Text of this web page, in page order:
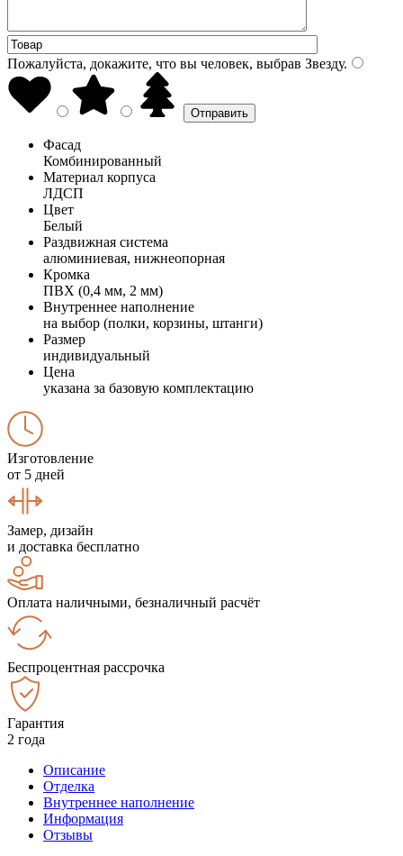
Пожалуйста, докажите, что вы человек, выбрав Звезду.
Фасад
Комбинированный
Материал корпуса
ЛДСП
Цвет
Белый
Раздвижная система
алюминиевая, нижнеопорная
Кромка
ПВХ (0,4 мм, 2 мм)
Внутреннее наполнение
на выбор (полки, корзины, штанги)
Размер
индивидуальный
Цена
указана за базовую комплектацию
Изготовление
от 5 дней
Замер, дизайн
и доставка бесплатно
Оплата наличными, безналичный расчёт
Беспроцентная рассрочка
Гарантия
2 года
Описание
Отделка
Внутреннее наполнение
Информация
Отзывы